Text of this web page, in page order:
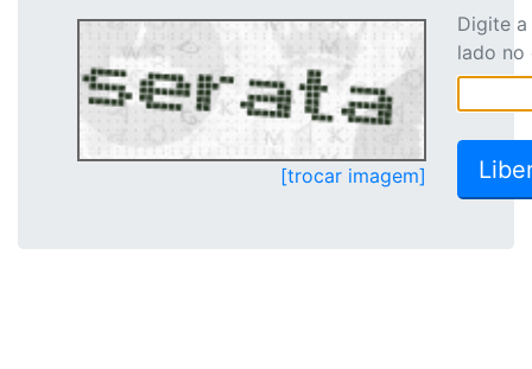
[trocar imagem]
Digite
lado no